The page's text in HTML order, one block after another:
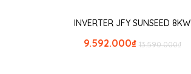
INVERTER JFY SUNSEED 8KW
₫
13.590.000
₫
9.592.000